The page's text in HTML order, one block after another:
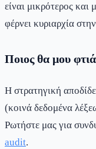
είναι μικρότερος και
φέρνει κυριαρχία
Ποιος θα μου
Η στρατηγική
(κοινά δεδομένα
Ρωτήστε μας για
audit.